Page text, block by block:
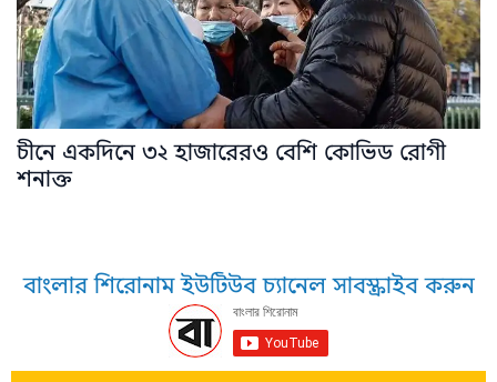
চীনে একদিনে ৩২ হাজারেরও বেশি কোভিড রোগী
শনাক্ত
বাংলার শিরোনাম ইউটিউব চ্যানেল সাবস্ক্রাইব করুন